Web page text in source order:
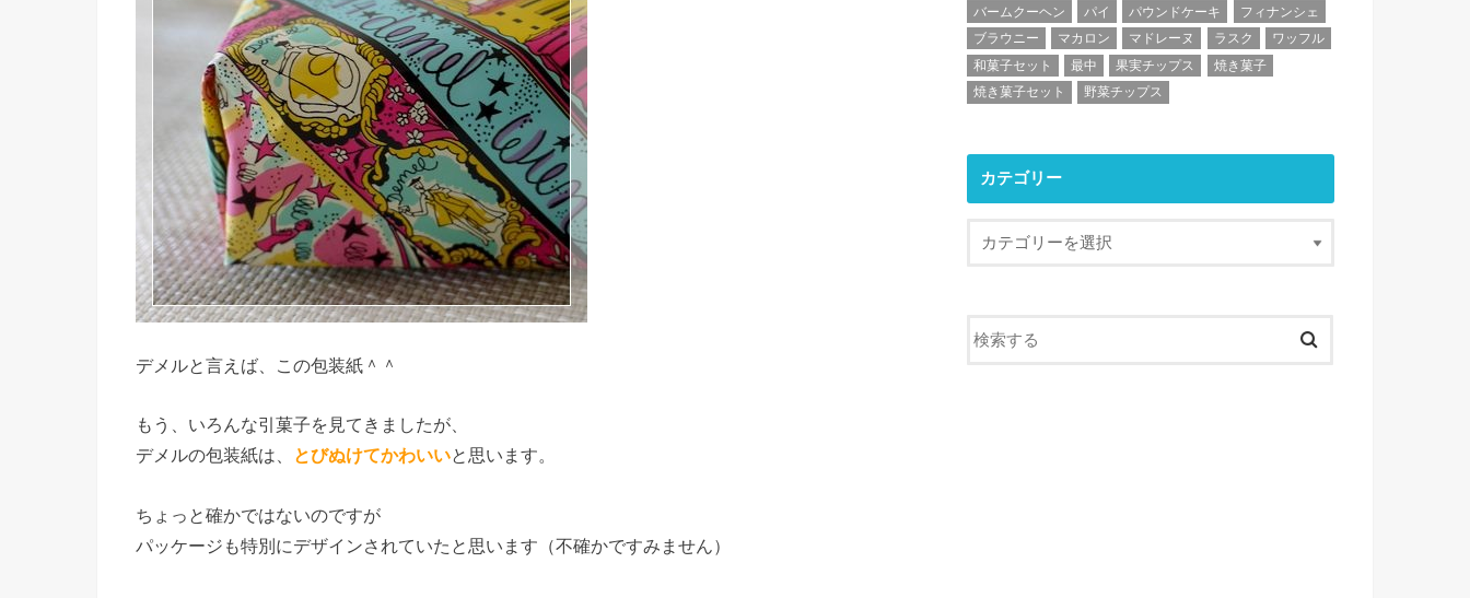
デメルと言えば、この包装紙＾＾
もう、いろんな引菓子を見てきましたが、
デメルの包装紙は、
とびぬけてかわいいと思います。
ちょっと確かではないのですが
パッケージも特別にデザインされていたと思います（不確かですみません）
バームクーヘン
パイ パウンドケーキ
フィナンシェ
ブラウニー
マカロン マドレーヌ ラスク
ワッフル
和菓子セット
最中 果実チップス
焼き菓子
焼き菓子セット
野菜チップス
カテゴリー